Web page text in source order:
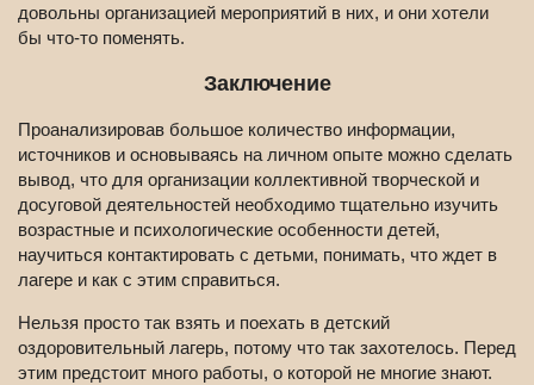
довольны организацией мероприятий в них, и они хотели
бы что-то поменять.
Заключение
Проанализировав большое количество информации,
источников и основываясь на личном опыте можно сделать
вывод, что для организации коллективной творческой и
досуговой деятельностей необходимо тщательно изучить
возрастные и психологические особенности детей,
научиться контактировать с детьми, понимать, что ждет в
лагере и как с этим справиться.
Нельзя просто так взять и поехать в детский
оздоровительный лагерь, потому что так захотелось. Перед
этим предстоит много работы, о которой не многие знают.